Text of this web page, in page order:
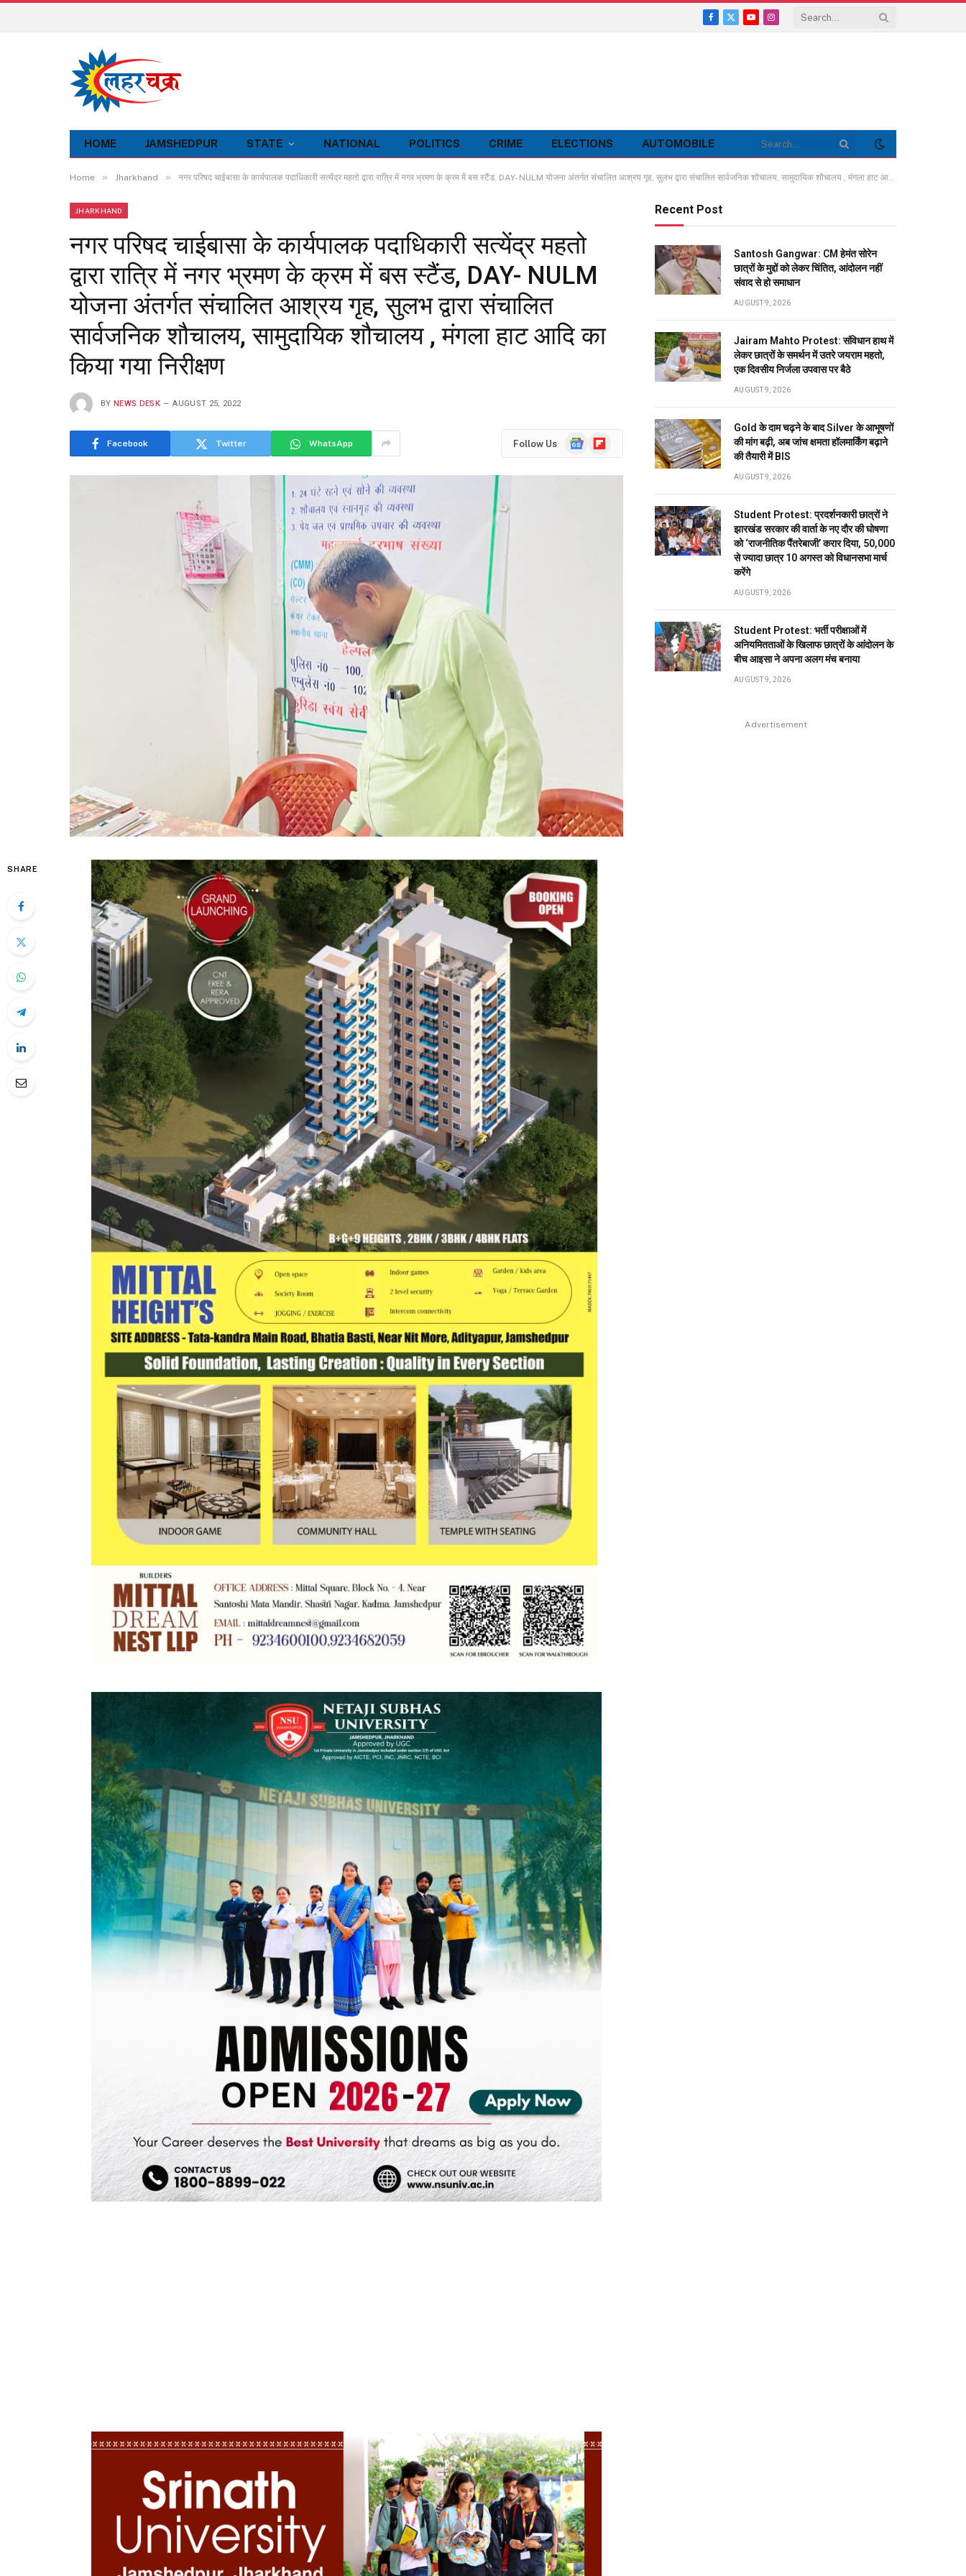
Facebook
X
YouTubeInstagram
HOME JAMSHEDPUR STATE NATIONAL POLITICS CRIME ELECTIONS AUTOMOBILE
Home » Jharkhand » नगर परिषद चाईबासा के कार्यपालक पदाधिकारी सत्येंद्र महतो द्वारा रात्रि में नगर भ्रमण के क्रम में बस स्टैंड, DAY- NULM योजना अंतर्गत संचालित आश्रय गृह, सुलभ द्वारा संचालित सार्वजनिक शौचालय, सामुदायिक शौचालय , मंगला हाट आदि का किया गया निरीक्षण
JHARKHAND
नगर परिषद चाईबासा के कार्यपालक पदाधिकारी सत्येंद्र महतो
द्वारा रात्रि में नगर भ्रमण के क्रम में बस स्टैंड, DAY- NULM
योजना अंतर्गत संचालित आश्रय गृह, सुलभ द्वारा संचालित
सार्वजनिक शौचालय, सामुदायिक शौचालय , मंगला हाट आदि का
किया गया निरीक्षण
BY NEWS DESK AUGUST 25, 2022
Facebook Twitter WhatsApp Follow Us
GoogleFlipboard
SHARE
Recent Post
Santosh Gangwar: CM हेमंत सोरेन
छात्रों के मुद्दों को लेकर चिंतित, आंदोलन नहीं
संवाद से हो समाधान
AUGUST 9, 2026
Jairam Mahto Protest: संविधान हाथ में
लेकर छात्रों के समर्थन में उतरे जयराम महतो,
एक दिवसीय निर्जला उपवास पर बैठे
AUGUST 9, 2026
Gold के दाम चढ़ने के बाद Silver के आभूषणों
की मांग बढ़ी, अब जांच क्षमता हॉलमार्किंग बढ़ाने
की तैयारी में BIS
AUGUST 9, 2026
Student Protest: प्रदर्शनकारी छात्रों ने
झारखंड सरकार की वार्ता के नए दौर की घोषणा
को ‘राजनीतिक पैंतरेबाजी’ करार दिया, 50,000
से ज्यादा छात्र 10 अगस्त को विधानसभा मार्च
करेंगे
AUGUST 9, 2026
Student Protest: भर्ती परीक्षाओं में
अनियमितताओं के खिलाफ छात्रों के आंदोलन के
बीच आइसा ने अपना अलग मंच बनाया
AUGUST 9, 2026
Advertisement